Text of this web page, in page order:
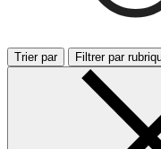
Trier par Filtrer par